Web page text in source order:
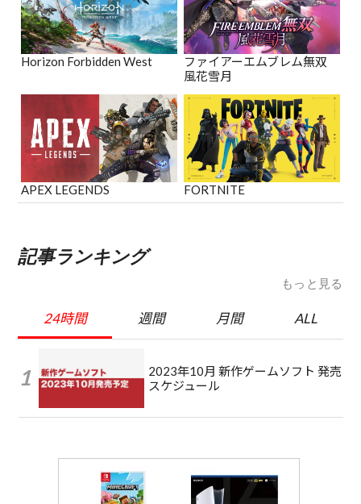
Horizon Forbidden West
ファイアーエムブレム無双
風花雪月
APEX LEGENDS FORTNITE
記事ランキング
もっと見る
24時間 週間 月間 ALL
2023年10月 新作ゲームソフト 発売
スケジュール